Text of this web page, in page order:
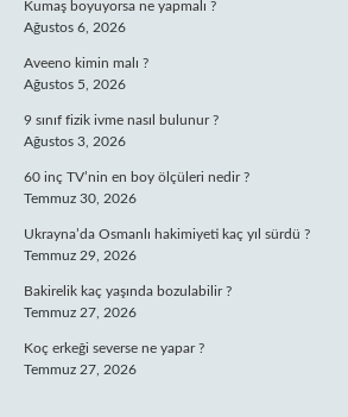
Kumaş boyuyorsa ne yapmalı ?
Ağustos 6, 2026
Aveeno kimin malı ?
Ağustos 5, 2026
9 sınıf fizik ivme nasıl bulunur ?
Ağustos 3, 2026
60 inç TV’nin en boy ölçüleri nedir ?
Temmuz 30, 2026
Ukrayna’da Osmanlı hakimiyeti kaç yıl sürdü ?
Temmuz 29, 2026
Bakirelik kaç yaşında bozulabilir ?
Temmuz 27, 2026
Koç erkeği severse ne yapar ?
Temmuz 27, 2026